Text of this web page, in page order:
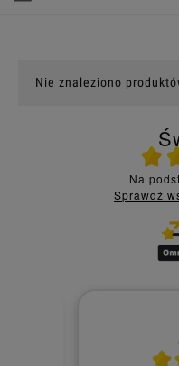
Nie znaleziono
Na
Sprawdź